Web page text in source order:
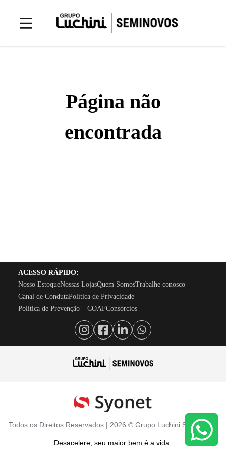
Página não
encontrada
ACESSO RÁPIDO:
Nosso EstoqueNossas LojasQuem SomosTrabalhe conosco
Canal de CondutaPolítica de Privacidade
Política de Prevenção – COAFConsórcios
Todos os Direitos Reservados | 2026 © Grupo Luchini Seminovos
Desacelere, seu maior bem é a vida.